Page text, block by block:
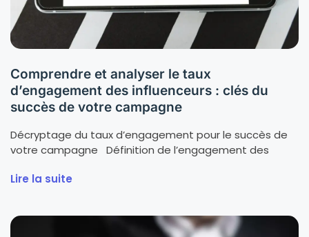
Comprendre et analyser le taux
d’engagement des influenceurs : clés du
succès de votre campagne
Décryptage du taux d’engagement pour le succès de
votre campagne Définition de l’engagement des
Lire la suite